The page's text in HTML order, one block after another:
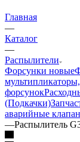
Главная
—
Каталог
—
Распылители
Форсунки новые
форсунок
(Подкачки)
аварийные
—Распылитель